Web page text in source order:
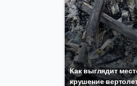
Как выглядит
крушение